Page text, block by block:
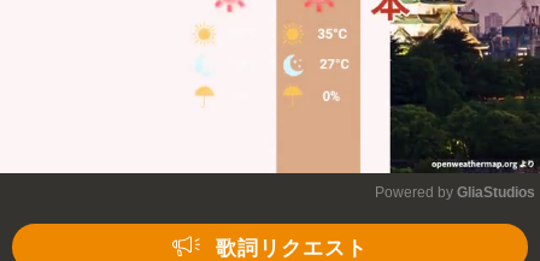
Powered by GliaStudios
歌詞リクエスト